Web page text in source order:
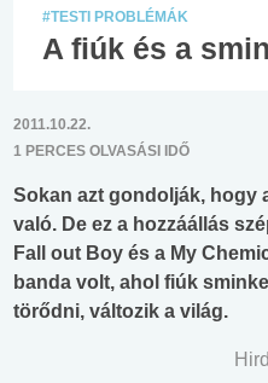
#TESTI PROBLÉMÁK
A fiúk és a
2011.10.22.
1 PERCES OLVASÁSI IDŐ
Sokan azt gondolják, hogy
való. De ez a hozzáállás
Fall out Boy és a My
banda volt, ahol fiúk
törődni, változik a világ.